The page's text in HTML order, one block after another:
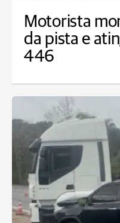
Motorista
da pista e
446